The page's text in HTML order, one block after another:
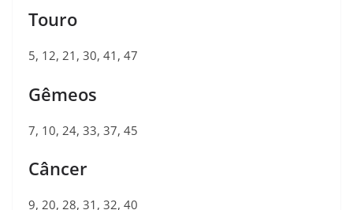
Touro
5, 12, 21, 30, 41, 47
Gêmeos
7, 10, 24, 33, 37, 45
Câncer
9, 20, 28, 31, 32, 40